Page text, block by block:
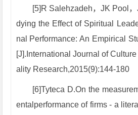
[5]R Salehzadeh，JK Pool
dying the Effect of Spiritual
nal Performance: An Empirical
[J].International Journal of
ality Research,2015(9):144-180
[6]Tyteca D.On the
entalperformance of firms - a